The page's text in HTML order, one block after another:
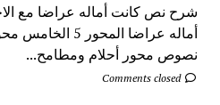
شرح نص كانت أماله عراضا مع
أماله عراضا
نصوص محور أحلام ومطامح...
Comments closed